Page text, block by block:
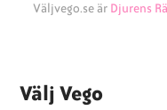
Väljvego.se är Djurens
Välj Vego